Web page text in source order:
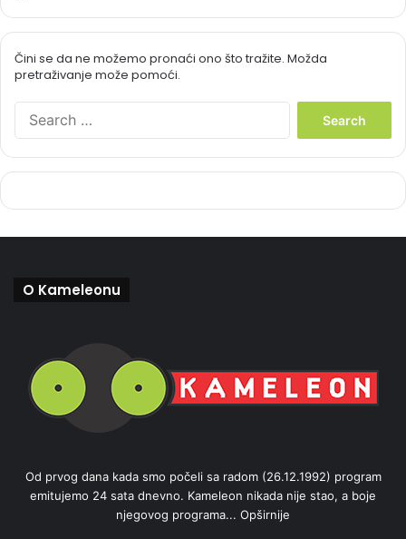
Čini se da ne možemo pronaći ono što tražite. Možda
pretraživanje može pomoći.
h
O Kameleonu
Od prvog dana kada smo počeli sa radom (26.12.1992) program
emitujemo 24 sata dnevno. Kameleon nikada nije stao, a boje
njegovog programa... Opširnije